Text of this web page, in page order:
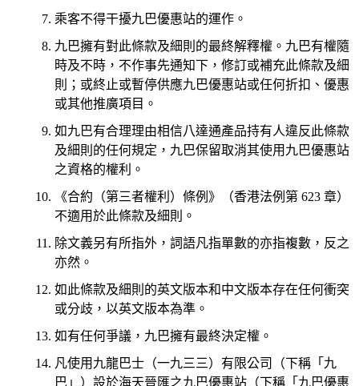
乘客不得干擾九巴優惠站的運作。
九巴擁有對此條款及細則的最終解釋權。九巴有權隨
時及不時，不作事先通知下，修訂或補充此條款及細
則；或終止或暫停供應九巴優惠站或任何折扣、優惠
或其他推廣項目。
如九巴有合理理由相信八達通產品持有人違反此條款
及細則的任何規定，九巴保留取消其使用九巴優惠站
之資格的權利。
《合約（第三者權利）條例》（香港法例第 623 章）
不適用於此條款及細則。
除文義另有所指外，詞語凡指單數的亦指複數，反之
亦然。
如此條款及細則的英文版本和中文版本存在任何衝突
或分歧，以英文版本為準。
如有任何爭議，九巴擁有最終決定權。
凡使用九龍巴士（一九三三）有限公司（下稱「九
巴」）設於海天晉匯之九巴優惠站（下稱「九巴優惠